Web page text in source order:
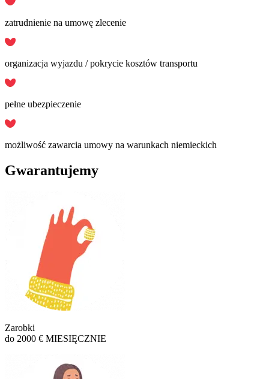
zatrudnienie na umowę zlecenie
organizacja wyjazdu / pokrycie kosztów transportu
pełne ubezpieczenie
możliwość zawarcia umowy na warunkach niemieckich
Gwarantujemy
Zarobki
do 2000 € MIESIĘCZNIE